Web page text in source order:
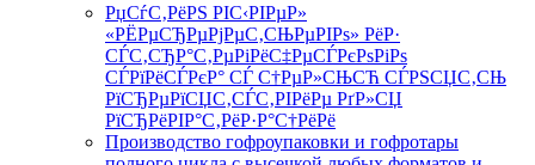
РџСѓС‚РёРЅ РІС‹РІРµР»
«РЁРµСЂРµРјРµС‚СЊРµРІРѕ» РёР·
СЃС‚СЂР°С‚РµРіРёС‡РµСЃРєРѕРіРѕ
СЃРїРёСЃРєР° СЃ С†РµР»СЊСЋ СЃРЅСЏС‚СЊ
РїСЂРµРїСЏС‚СЃС‚РІРёРµ РґР»СЏ
РїСЂРёРІР°С‚РёР·Р°С†РёРё
Производство гофроупаковки и гофротары